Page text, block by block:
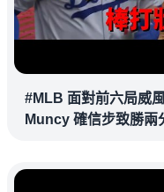
#MLB 面對前六局威
Muncy 確信步致勝兩